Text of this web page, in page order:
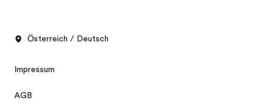
Österreich / Deutsch
Impressum
AGB